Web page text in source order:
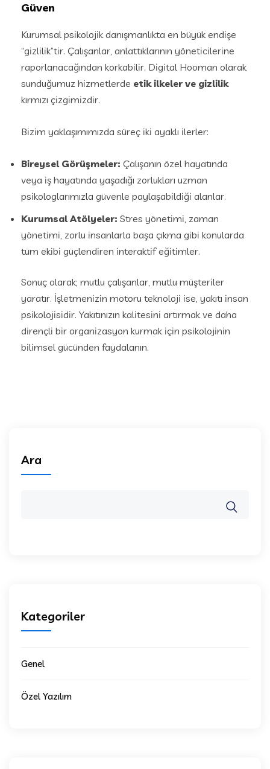
Güven
Kurumsal psikolojik danışmanlıkta en büyük endişe
“gizlilik”tir. Çalışanlar, anlattıklarının yöneticilerine
raporlanacağından korkabilir. Digital Hooman olarak
sunduğumuz hizmetlerde etik ilkeler ve gizlilik
kırmızı çizgimizdir.
Bizim yaklaşımımızda süreç iki ayaklı ilerler:
Bireysel Görüşmeler: Çalışanın özel hayatında
veya iş hayatında yaşadığı zorlukları uzman
psikologlarımızla güvenle paylaşabildiği alanlar.
Kurumsal Atölyeler: Stres yönetimi, zaman
yönetimi, zorlu insanlarla başa çıkma gibi konularda
tüm ekibi güçlendiren interaktif eğitimler.
Sonuç olarak; mutlu çalışanlar, mutlu müşteriler
yaratır. İşletmenizin motoru teknoloji ise, yakıtı insan
psikolojisidir. Yakıtınızın kalitesini artırmak ve daha
dirençli bir organizasyon kurmak için psikolojinin
bilimsel gücünden faydalanın.
Ara
Kategoriler
Genel
Özel Yazılım